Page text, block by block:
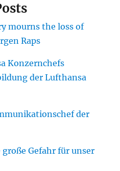
mourns the loss of
Raps
Konzernchefs
der Lufthansa
der
Gefahr für unser